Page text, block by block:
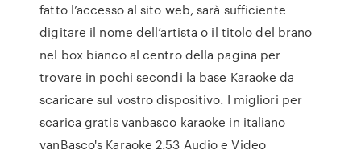
fatto l’accesso al sito web, sarà sufficiente
digitare il nome dell’artista o il titolo del brano
nel box bianco al centro della pagina per
trovare in pochi secondi la base Karaoke da
scaricare sul vostro dispositivo. I migliori per
scarica gratis vanbasco karaoke in italiano
vanBasco's Karaoke 2.53 Audio e Video